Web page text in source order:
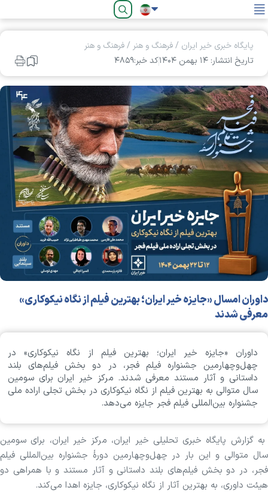
فارسی
پایگاه خبری خیر ایران /فرهنگ و هنر /فرهنگ و هنر
تاریخ انتشار: ۱۴ بهمن ۱۴۰۴
کد خبر:۴۸۵۹
داوران امسال «جایزه خیر ایران؛ بهترین فیلم از نگاه نیکوکاری»
معرفی شدند
داوران «جایزه خیر ایران؛ بهترین فیلم از نگاه نیکوکاری» در
چهل‌وچهارمین جشنواره فیلم فجر، در دو بخش فیلم‌های بلند
داستانی و آثار مستند معرفی شدند. مرکز خیر ایران برای سومین
سال متوالی به بهترین فیلم از نگاه نیکوکاری در بخش تجلی اراده ملی
جشنواره بین‌المللی فیلم فجر جایزه می‌دهد.
به گزارش پایگاه خبری تحلیلی خیر ایران، مرکز خیر ایران، برای سومین
سال متوالی و این بار در چهل‌وچهارمین دورۀ جشنواره بین‌المللی فیلم
فجر، در دو بخش فیلم‌های بلند داستانی و آثار مستند و با همراهی دو
هیئت داوری، به بهترین آثار از نگاه نیکوکاری، جایزه اهدا می‌کند.